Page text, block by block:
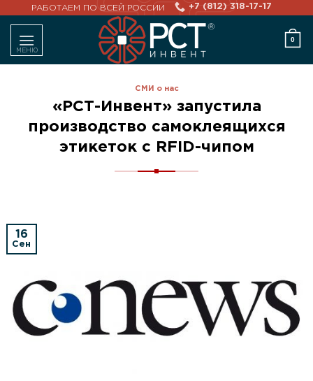
to
content
РАБОТАЕМ ПО ВСЕЙ РОССИИ +7 (812) 318-17-17
0
СМИ о нас
«РСТ-Инвент» запустила
производство самоклеящихся
этикеток с RFID-чипом
16
Сен